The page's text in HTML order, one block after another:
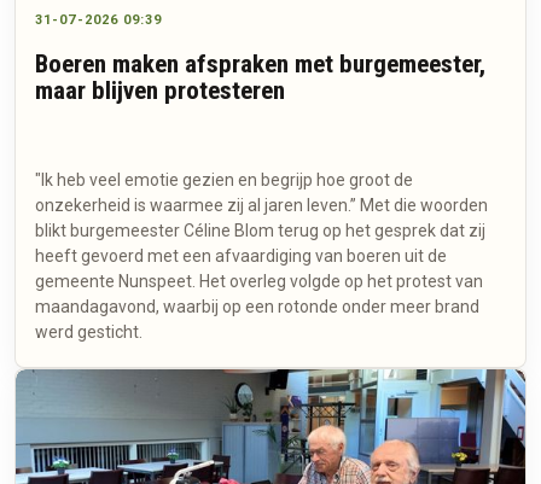
31-07-2026 09:39
Boeren maken afspraken met burgemeester,
maar blijven protesteren
"Ik heb veel emotie gezien en begrijp hoe groot de
onzekerheid is waarmee zij al jaren leven.” Met die woorden
blikt burgemeester Céline Blom terug op het gesprek dat zij
heeft gevoerd met een afvaardiging van boeren uit de
gemeente Nunspeet. Het overleg volgde op het protest van
maandagavond, waarbij op een rotonde onder meer brand
werd gesticht.